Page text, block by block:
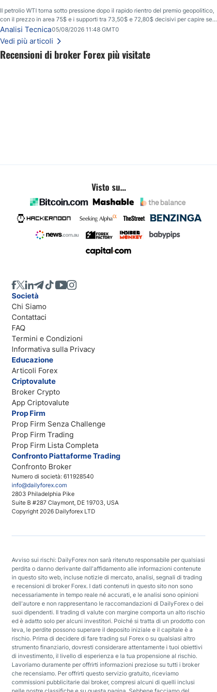
Recensioni di broker Forex più visitate
Il petrolio WTI torna sotto pressione dopo il rapido rientro del premio geopolitico,
con il prezzo in area 75$ e i supporti tra 73,50$ e 72,80$ decisivi per capire se il
ribasso potrà estendersi verso quota 70$.
Analisi Tecnica05/08/2026 11:48 GMT0
Vedi più articoli
Visto su...
Numero di società: 611928540
info@dailyforex.com
2803 Philadelphia Pike
Suite B #287 Claymont, DE 19703, USA
Copyright 2026 Dailyforex LTD
Società
Chi Siamo
Contattaci
FAQ
Termini e Condizioni
Informativa sulla Privacy
Educazione
Articoli Forex
Criptovalute
Broker Crypto
App Criptovalute
Prop Firm
Prop Firm Senza Challenge
Prop Firm Trading
Prop Firm Lista Completa
Confronto Piattaforme Trading
Confronto Broker
Avviso sui rischi: DailyForex non sarà ritenuto responsabile per qualsiasi
perdita o danno derivante dall'affidamento alle informazioni contenute
in questo sito web, incluse notizie di mercato, analisi, segnali di trading
e recensioni di broker Forex. I dati contenuti in questo sito non sono
necessariamente in tempo reale né accurati, e le analisi sono opinioni
dell'autore e non rappresentano le raccomandazioni di DailyForex o dei
suoi dipendenti. Il trading di valute con margine comporta un alto rischio
ed è adatto solo per alcuni investitori. Poiché si tratta di un prodotto con
leva, le perdite possono superare il deposito iniziale e il capitale è a
rischio. Prima di decidere di fare trading sul Forex o su qualsiasi altro
strumento finanziario, dovresti considerare attentamente i tuoi obiettivi
di investimento, il livello di esperienza e la tua propensione al rischio.
Lavoriamo duramente per offrirti informazioni preziose su tutti i broker
che recensiamo. Per offrirti questo servizio gratuito, riceviamo
commissioni pubblicitarie dai broker, compresi alcuni di quelli inclusi